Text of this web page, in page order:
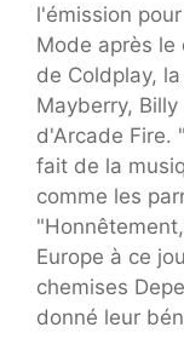
l'émission
Mode après le
de Coldplay,
Mayberry,
d'Arcade Fire.
fait de la
comme les
Europe à ce
chemises
donné leur